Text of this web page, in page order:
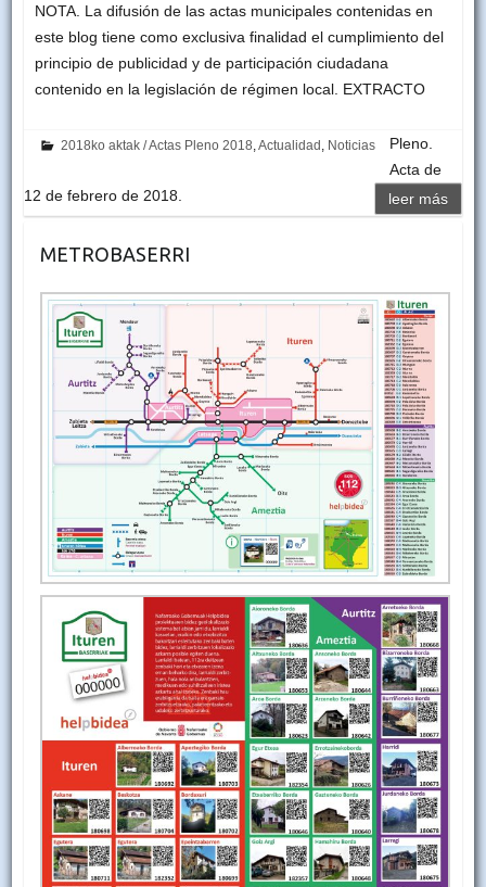
NOTA. La difusión de las actas municipales contenidas en
este blog tiene como exclusiva finalidad el cumplimiento del
principio de publicidad y de participación ciudadana
contenido en la legislación de régimen local. EXTRACTO
2018ko aktak / Actas Pleno 2018 ,Actualidad Noticias
Pleno.
Acta de
12 de febrero de 2018.
leer más
METROBASERRI